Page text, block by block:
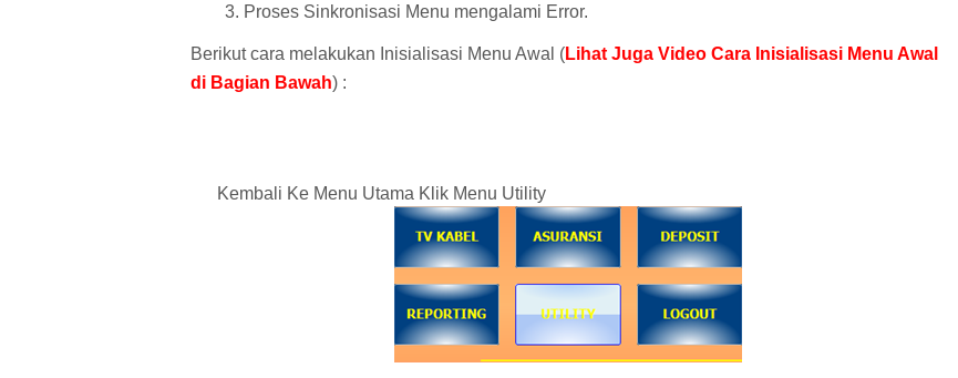
Proses Sinkronisasi Menu mengalami Error.
Berikut cara melakukan Inisialisasi Menu Awal (Lihat Juga Video Cara Inisialisasi Menu Awal
di Bagian Bawah) :
Kembali Ke Menu Utama Klik Menu Utility